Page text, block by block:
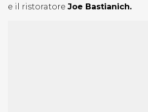
e il ristoratore Joe Bastianich.